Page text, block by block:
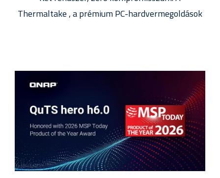
Thermaltake , a prémium PC-hardvermegoldások